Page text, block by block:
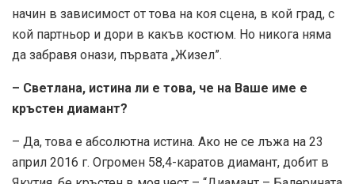
начин в зависимост от това на коя сцена, в кой град, с
кой партньор и дори в какъв костюм. Но никога няма
да забравя онази, първата „Жизел”.
– Светлана, истина ли е това, че на Ваше име е
кръстен диамант?
– Да, това е абсолютна истина. Ако не се лъжа на 23
април 2016 г. Огромен 58,4-каратов диамант, добит в